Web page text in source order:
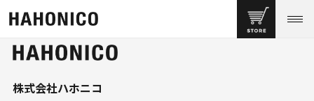
株式会社ハホニコ